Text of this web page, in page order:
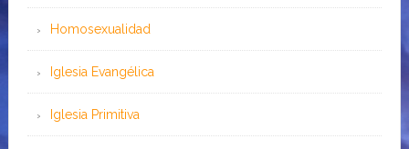
Homosexualidad
Iglesia Evangélica
Iglesia Primitiva